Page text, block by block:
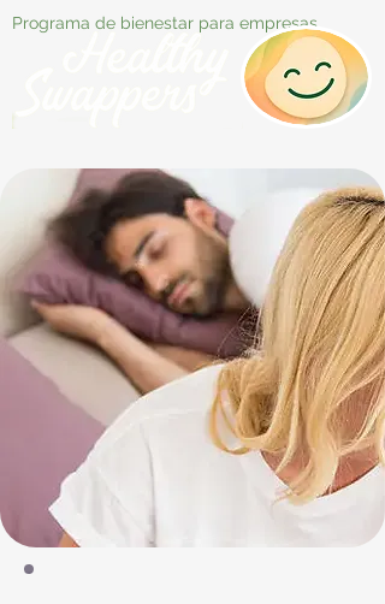
Programa de bienestar para empresas